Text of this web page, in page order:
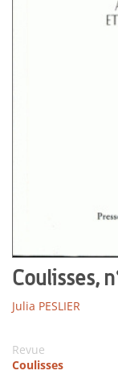
Coulisses,
Julia PESLIER
Revue
Coulisses